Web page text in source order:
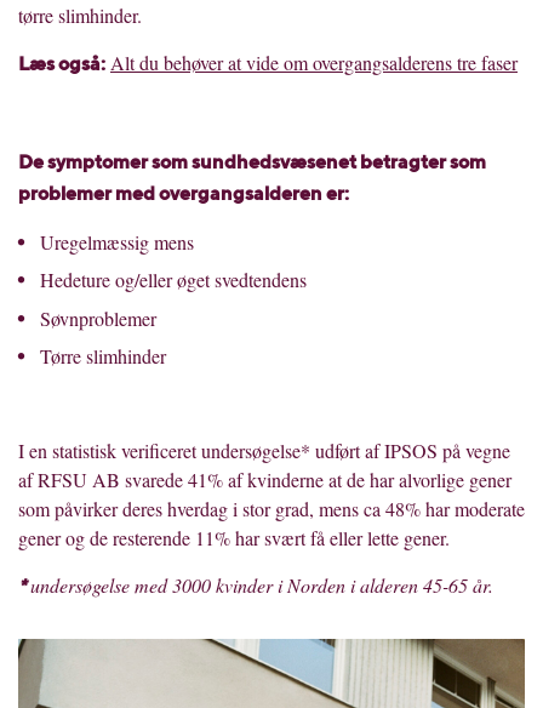
tørre slimhinder.
Læs også: Alt du behøver at vide om overgangsalderens tre faser
De symptomer som sundhedsvæsenet betragter som
problemer med overgangsalderen er:
Uregelmæssig mens
Hedeture og/eller øget svedtendens
Søvnproblemer
Tørre slimhinder
I en statistisk verificeret undersøgelse* udført af IPSOS på vegne
af RFSU AB svarede 41% af kvinderne at de har alvorlige gener
som påvirker deres hverdag i stor grad, mens ca 48% har moderate
gener og de resterende 11% har svært få eller lette gener.
*undersøgelse med 3000 kvinder i Norden i alderen 45-65 år.